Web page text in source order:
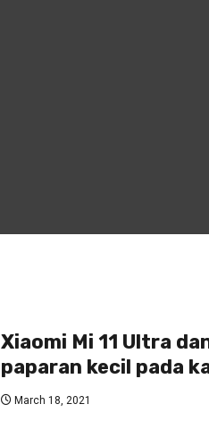
Xiaomi Mi 11 Ultra
paparan kecil pada
March 18, 2021